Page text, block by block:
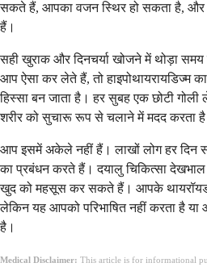
सकते हैं, आपका वजन स्थिर हो सकता है, और
हैं।
सही खुराक और दिनचर्या खोजने में थोड़ा
आप ऐसा कर लेते हैं, तो हाइपोथायरायडिज्म
हिस्सा बन जाता है। हर सुबह एक छोटी
शरीर को सुचारू रूप से चलाने में मदद करता
आप इसमें अकेले नहीं हैं। लाखों लोग हर दिन
का प्रबंधन करते हैं। दयालु चिकित्सा
खुद को महसूस कर सकते हैं। आपके
लेकिन यह आपको परिभाषित नहीं करता है या
है।
Medical Disclaimer: This article is for informational